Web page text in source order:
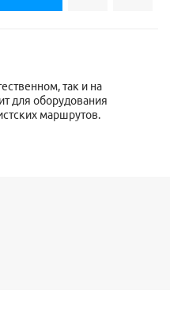
так и на
для оборудования
маршрутов.
в сухом климате и в
стали